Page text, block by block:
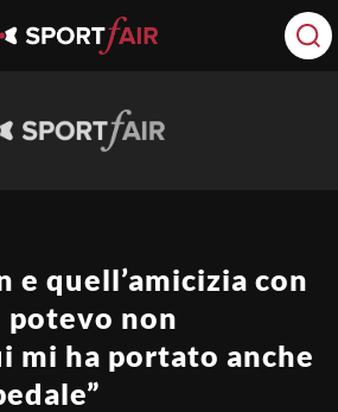
e quell’amicizia con
potevo non
mi ha portato anche